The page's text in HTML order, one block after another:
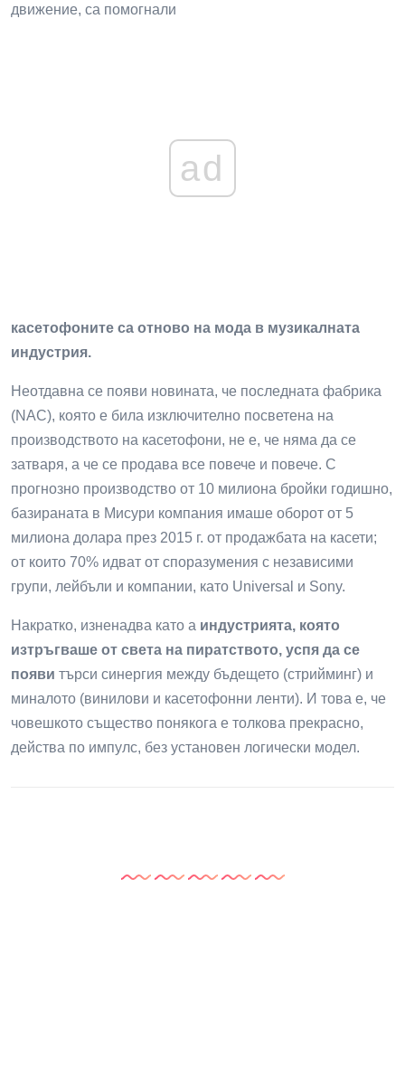
движение, са помогнали
ad
касетофоните са отново на мода в музикалната
индустрия.
Неотдавна се появи новината, че последната фабрика
(NAC), която е била изключително посветена на
производството на касетофони, не е, че няма да се
затваря, а че се продава все повече и повече. С
прогнозно производство от 10 милиона бройки годишно,
базираната в Мисури компания имаше оборот от 5
милиона долара през 2015 г. от продажбата на касети;
от които 70% идват от споразумения с независими
групи, лейбъли и компании, като Universal и Sony.
Накратко, изненадва като a индустрията, която
изтръгваше от света на пиратството, успя да се
появи търси синергия между бъдещето (стрийминг) и
миналото (винилови и касетофонни ленти). И това е, че
човешкото същество понякога е толкова прекрасно,
действа по импулс, без установен логически модел.